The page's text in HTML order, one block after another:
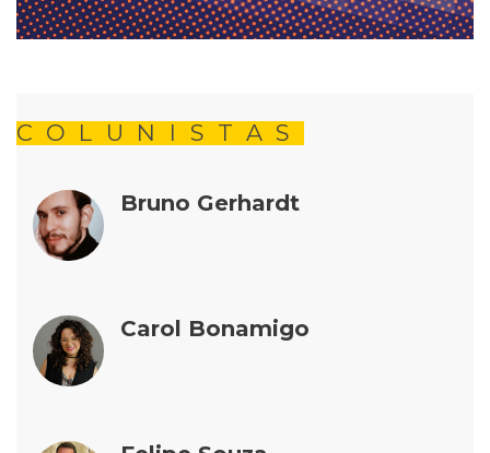
COLUNISTAS
Bruno Gerhardt
Carol Bonamigo